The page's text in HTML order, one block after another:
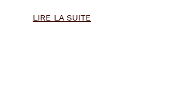
LIRE LA SUITE